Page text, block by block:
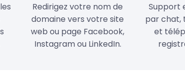
Redirigez votre nom de
domaine vers votre site
web ou page Facebook,
Instagram ou LinkedIn.
Support
par chat,
et